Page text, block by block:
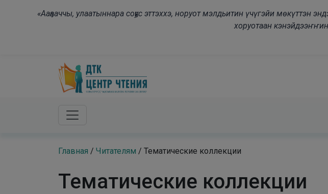
«Ааҕааччы, улаатыннара соҕус эттэххэ, норуот мэлдьитин үчүгэйи
хоруотаан
Главная / Читателям / Тематические коллекции
Тематические коллекции